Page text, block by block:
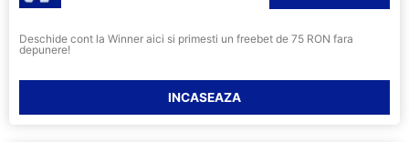
Deschide cont la Winner aici si primesti un freebet de 75 RON fara
depunere!
INCASEAZA